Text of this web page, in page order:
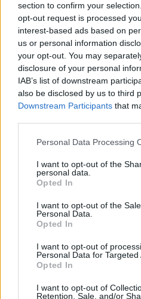
section to confirm your
opt-out request is processed
interest-based ads based on
us or personal information
your opt-out. You may
disclosure of your personal
IAB’s list of downstream
also be disclosed by us to third
Downstream Participants that
Personal Data Processing
I want to opt-out of the
personal data.
Opted In
I want to opt-out of the
Personal Data.
Opted In
I want to opt-out of
Personal Data for Targeted
Opted In
I want to opt-out of
Retention, Sale, and/or
Dit verdient Dusan
contractdetails
Ajax dicht bij komst
koopoptie van 22
Ajax helpt Burnley uit
sokken na blunder met
appartement op
Ajax: 'Hier gaan fans van
duels te zien
blijft cruciaal